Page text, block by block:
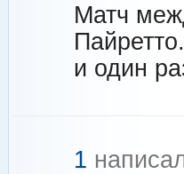
Матч
и один
1